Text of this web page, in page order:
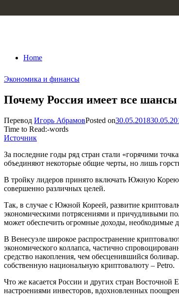
Home
Экономика и финансы
Почему Россия имеет все
Перевод Игорь АбрамовPosted on30.05.2018
Time to Read:-words
Источник
За последние годы ряд стран стали «горячими
объединяют некоторые общие черты, но лишь
В тройку лидеров принято включать Южную Корею,
совершенно различных целей.
Так, в случае с Южной Кореей, развитие
экономическими потрясениями и причудливыми
может обеспечить огромные доходы, необходимые
В Венесуэле широкое распространение
экономического коллапса, частично
средство накопления, чем обесценившийся
собственную национальную криптовалюту – Petro.
Что же касается России и других стран
настроениями инвесторов, вдохновленных